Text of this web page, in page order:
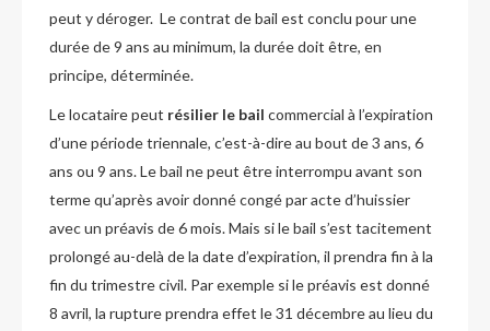
peut y déroger. Le contrat de bail est conclu pour une
durée de 9 ans au minimum, la durée doit être, en
principe, déterminée.
Le locataire peut résilier le bail commercial à l’expiration
d’une période triennale, c’est-à-dire au bout de 3 ans, 6
ans ou 9 ans. Le bail ne peut être interrompu avant son
terme qu’après avoir donné congé par acte d’huissier
avec un préavis de 6 mois. Mais si le bail s’est tacitement
prolongé au-delà de la date d’expiration, il prendra fin à la
fin du trimestre civil. Par exemple si le préavis est donné
8 avril, la rupture prendra effet le 31 décembre au lieu du